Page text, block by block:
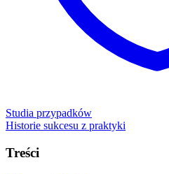
Studia przypadków
Historie sukcesu z praktyki
Treści